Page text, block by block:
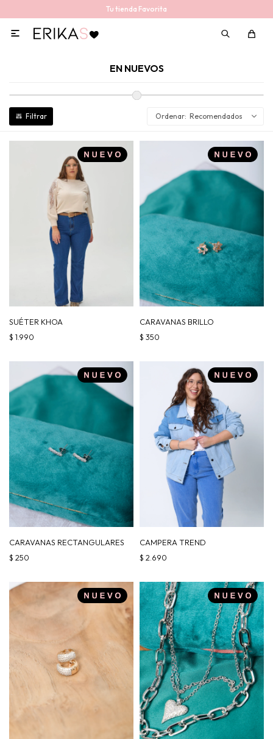
Tu tienda Favorita

EN NUEVOS
Recomendados
SUÉTER KHOA
$ 1.990
CARAVANAS BRILLO
$ 350
CARAVANAS RECTANGULARES
$ 250
CAMPERA TREND
$ 2.690